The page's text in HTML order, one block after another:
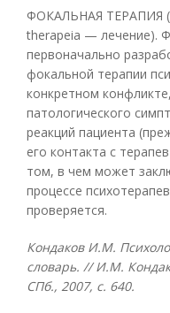
ФОКАЛЬНАЯ ТЕРАПИЯ
therapeia — лечение).
первоначально
фокальной терапии
конкретном
патологического
реакций пациента
его контакта с
том, в чем может
процессе
проверяется.
Кондаков И.М.
словарь. // И.М.
СПб., 2007, с. 640.